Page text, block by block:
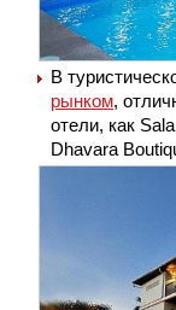
В
рынком,
отели, как
Dhavara